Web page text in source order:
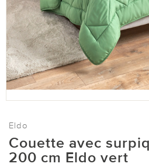
Eldo
Couette avec
200 cm Eldo vert